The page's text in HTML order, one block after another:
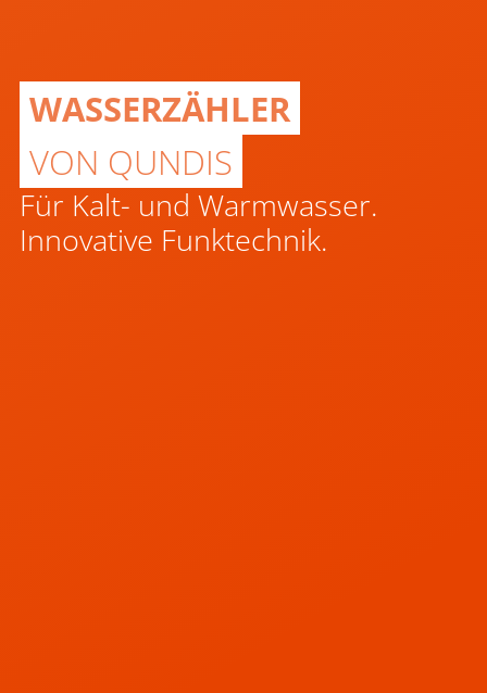
WASSERZÄHLER
VON QUNDIS
Für Kalt- und Warmwasser.
Innovative Funktechnik.